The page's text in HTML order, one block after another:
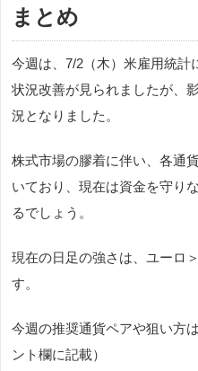
まとめ
今週は、7/2（木）米雇用統計
状況改善が見られましたが、
況となりました。
株式市場の膠着に伴い、各通
いており、現在は資金を守り
るでしょう。
現在の日足の強さは、ユーロ
す。
今週の推奨通貨ペアや狙い方
ント欄に記載）